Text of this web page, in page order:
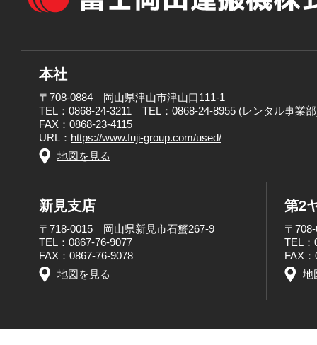
本社
〒708-0884 岡山県津山市津山口111-1
TEL：0868-24-3211 TEL：0868-24-8955 (レンタル事業
FAX：0868-23-4115
URL： https://www.fuji-group.com/used/
地図を見る
新見支店
〒718-0015 岡山県新見市石蟹267-9
TEL：0867-76-9077
FAX：0867-76-9078
地図を見る
第2
〒
TEL：
FAX
地